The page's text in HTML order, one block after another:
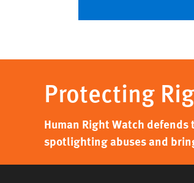
Protecting
Human Right Watch
spotlighting abuses and